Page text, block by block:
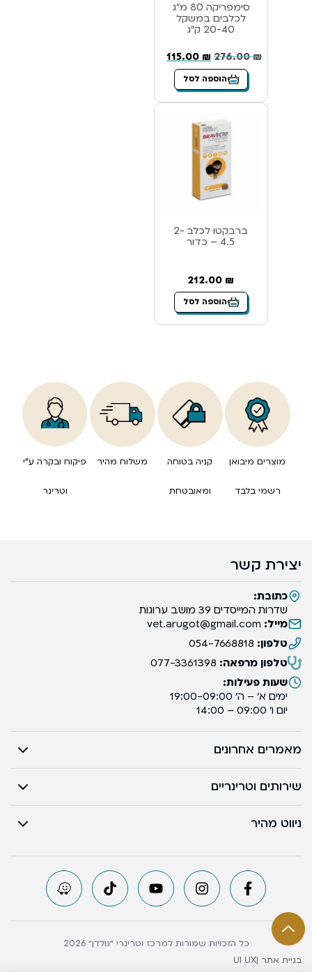
סימפריקה 80 מ”ג
לכלבים במשקל
20-40 ק”ג
276.00₪
115.00 ₪
הוספה לסל
ברבקטו לכלב 2-
4.5 – כדור
212.00 ₪
הוספה לסל
מוצרים מיבואן
רשמי בלבד
קניה בטוחה
ומאובטחת
משלוח מהיר פיקוח ובקרה ע”י
וטרינר
יצירת קשר
כתובת:
שדרות המייסדים 39 מושב ערוגות
מייל: vet.arugot@gmail.com
טלפון: 054-7668818
טלפון מרפאה: 077-3361398
שעות פעילות:
ימים א’ – ה’ 19:00-09:00
יום ו’ 09:00 – 14:00
מאמרים אחרונים
שירותים וטרינריים
ניווט מהיר
כל הזכויות שמורות למרכז וטרינרי ״גולדן״ 2026
בניית אתר |UI UX